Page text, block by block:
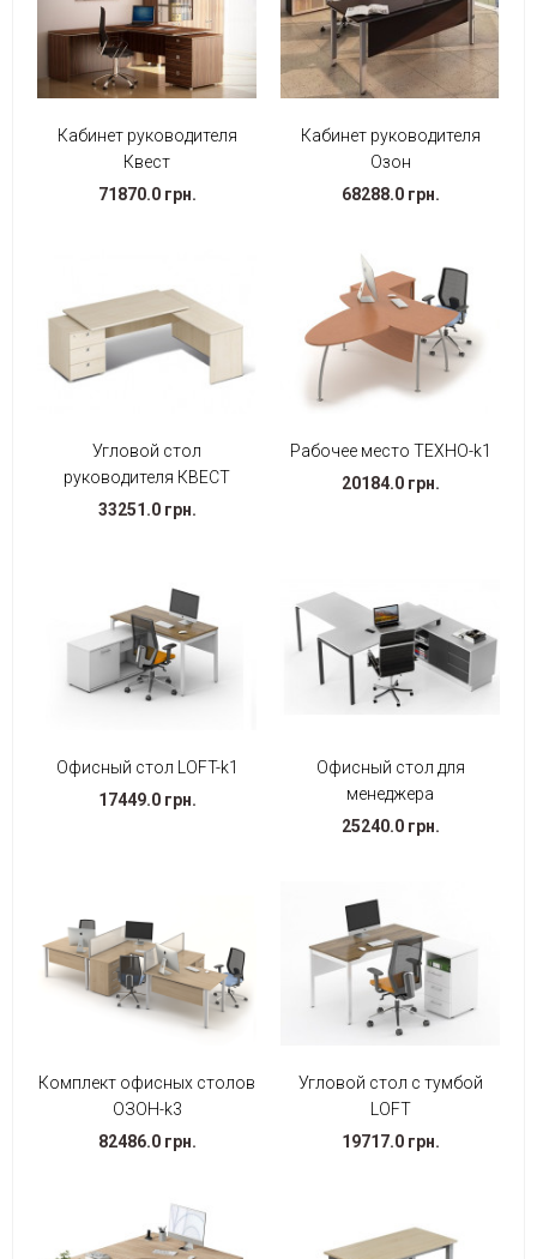
Кабинет руководителя
Квест
71870.0 грн.
Кабинет руководителя
Озон
68288.0 грн.
Угловой стол
руководителя КВЕСТ
33251.0 грн.
Рабочее место ТЕХНО-k1
20184.0 грн.
Офисный стол LOFT-k1
17449.0 грн.
Офисный стол для
менеджера
25240.0 грн.
Комплект офисных столов
ОЗОН-k3
82486.0 грн.
Угловой стол с тумбой
LOFT
19717.0 грн.